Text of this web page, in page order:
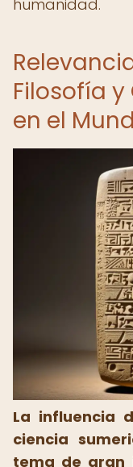
humanidad.
Filosofía
en el
La influencia
ciencia
tema de gran